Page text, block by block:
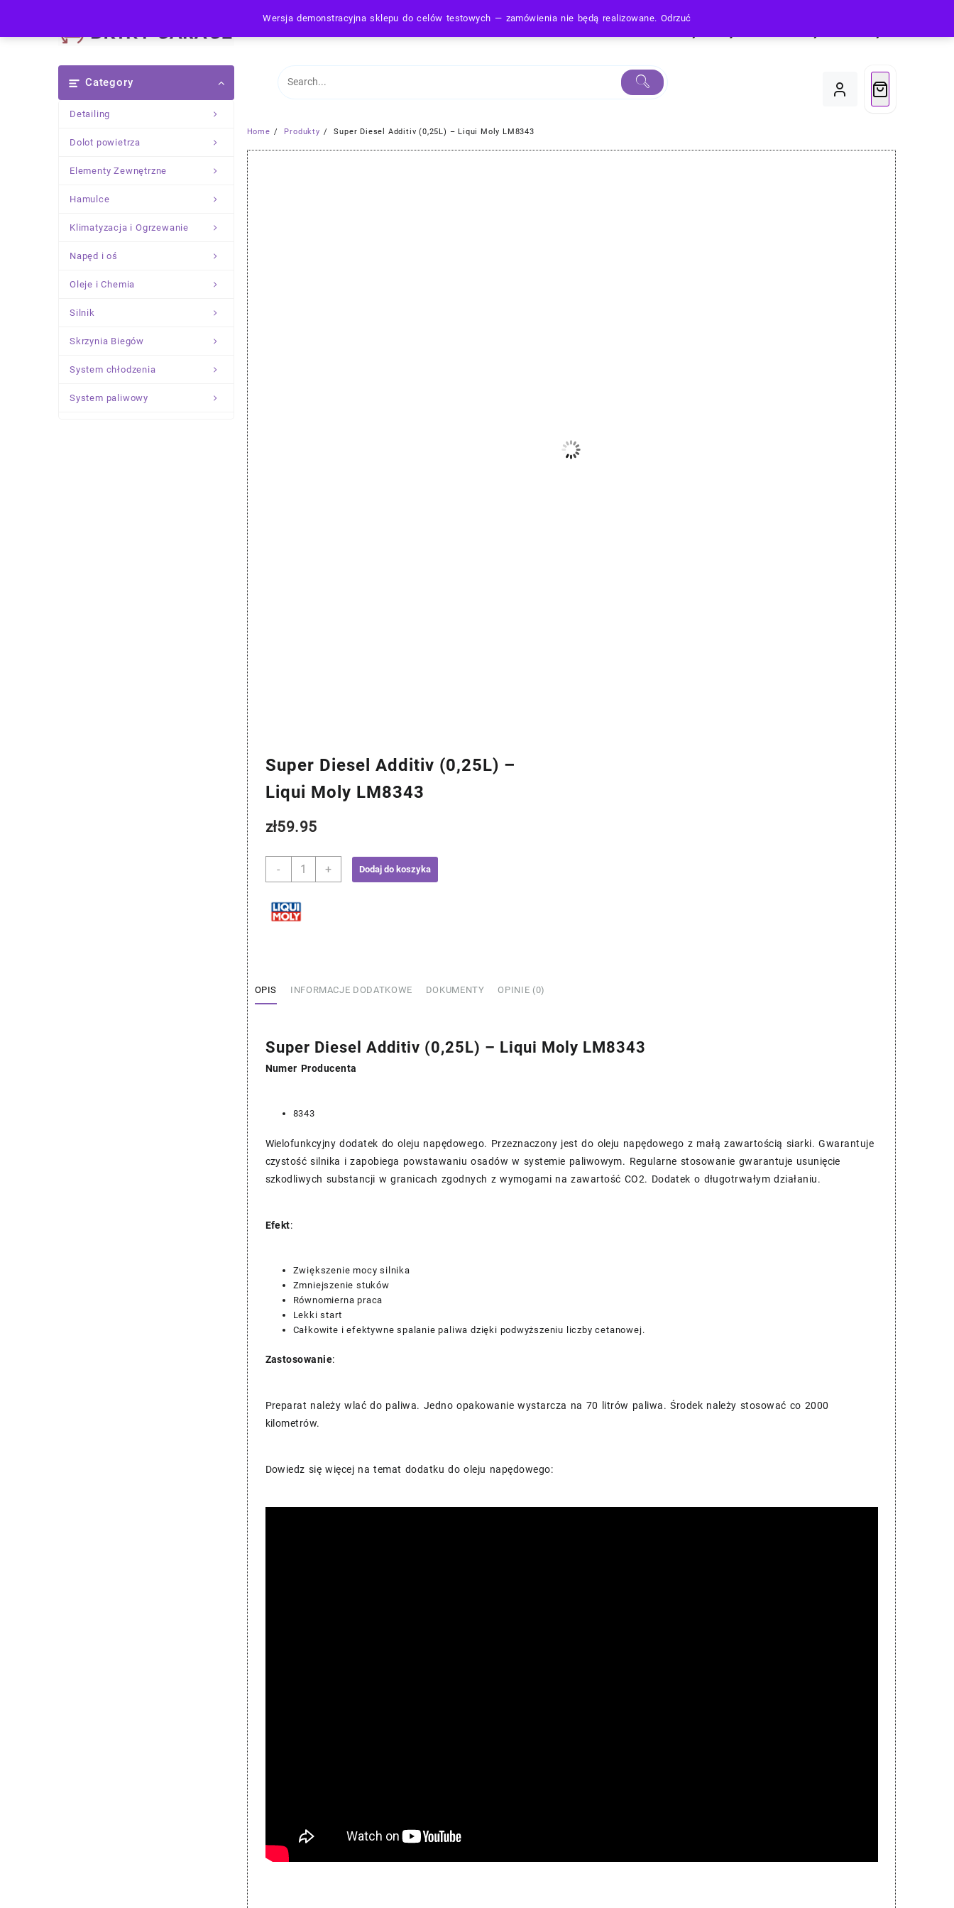
Wersja demonstracyjna sklepu do celów testowych — zamówienia nie będą realizowane. Odrzuć
content
Category
Detailing
Dolot powietrza
Elementy Zewnętrzne
Hamulce
Klimatyzacja i Ogrzewanie
Napęd i oś
Oleje i Chemia
Silnik
Skrzynia Biegów
System chłodzenia
System paliwowy
Home Produkty Super Diesel Additiv (0,25L) – Liqui Moly LM8343
Super Diesel Additiv (0,25L) –
Liqui Moly LM8343
zł59.95
-
ilość
Additiv
(0,25L)
+ Dodaj do koszyka
OPIS INFORMACJE DODATKOWE DOKUMENTY OPINIE (0)
Super Diesel Additiv (0,25L) – Liqui Moly LM8343
Numer Producenta
8343
Wielofunkcyjny dodatek do oleju napędowego. Przeznaczony jest do oleju napędowego z małą zawartością siarki. Gwarantuje
czystość silnika i zapobiega powstawaniu osadów w systemie paliwowym. Regularne stosowanie gwarantuje usunięcie
szkodliwych substancji w granicach zgodnych z wymogami na zawartość CO2. Dodatek o długotrwałym działaniu.
Efekt:
Zwiększenie mocy silnika
Zmniejszenie stuków
Równomierna praca
Lekki start
Całkowite i efektywne spalanie paliwa dzięki podwyższeniu liczby cetanowej.
Zastosowanie:
Preparat należy wlać do paliwa. Jedno opakowanie wystarcza na 70 litrów paliwa. Środek należy stosować co 2000
kilometrów.
Dowiedz się więcej na temat dodatku do oleju napędowego: